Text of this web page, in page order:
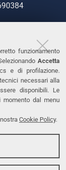
funzionamento
Accetta
e di profilazione.
necessari alla
disponibili. Le
momento dal menu
Cookie Policy.